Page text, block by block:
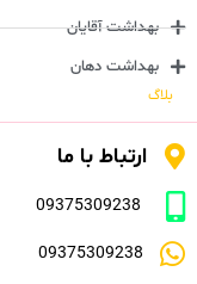
بهداشت آقایان
بهداشت دهان
بلاگ
ارتباط با ما
09375309238
09375309238